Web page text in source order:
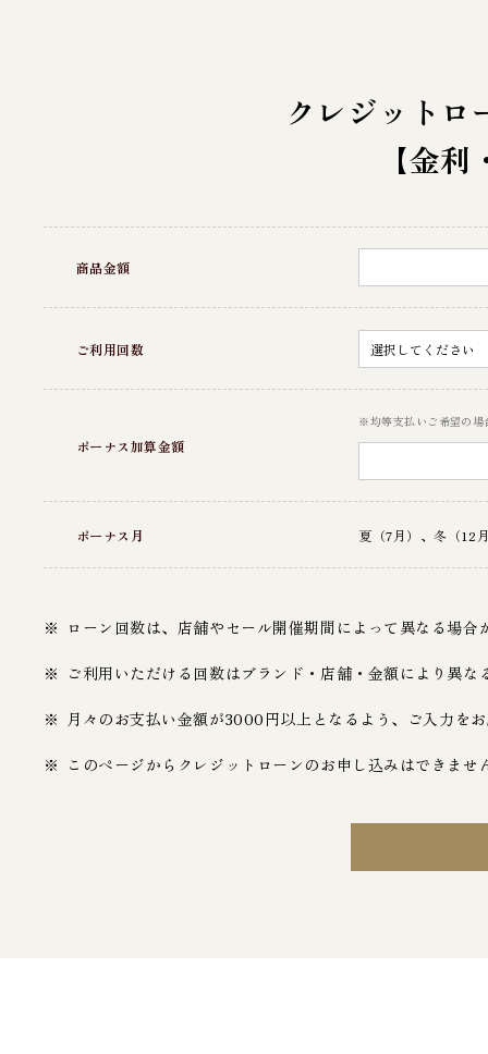
クレジットロ
【金
商品金額
ご利用回数
ボーナス加算金額
※均等支払いご希望の場
ボーナス月 夏（7月）、冬（12
ローン回数は、店舗やセール開催期間によって異なる場
ご利用いただける回数はブランド・店舗・金額により異な
月々のお支払い金額が3000円以上となるよう、ご入力を
このページからクレジットローンのお申し込みはできませ